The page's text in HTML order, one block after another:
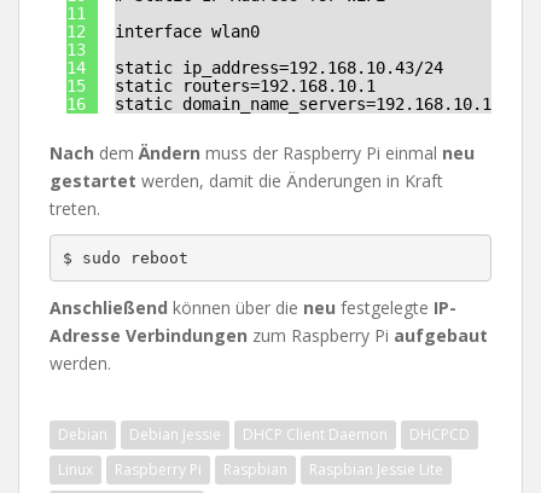
11
12
13
14
15
16
interface wlan0
static ip_address=192.168.10.43/24
static routers=192.168.10.1
static domain_name_servers=192.168.10.1
Nach demÄndern muss der Raspberry Pi einmal neu
gestartet werden, damit die Änderungen in Kraft
treten.
Anschließend können über die neu festgelegte IP-
Adresse Verbindungen zum Raspberry Pi aufgebaut
werden.
Debian Debian Jessie DHCP Client Daemon
DHCPCD
Linux
Raspberry Pi Raspbian
Raspbian Jessie Lite